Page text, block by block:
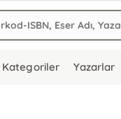
Kategoriler Yazarlar